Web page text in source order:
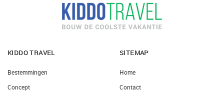
KIDDO TRAVEL
Bestemmingen
Concept
SITEMAP
Home
Contact